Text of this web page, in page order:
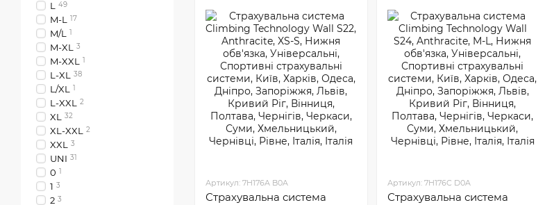
Артикул: 7H176A B0A
Страхувальна система
Артикул: 7H176C D0A
Страхувальна система
L 49
M-L 17
M/L 1
M-XL 3
M-XXL 1
L-XL 38
L/XL 1
L-XXL 2
XL 32
XL-XXL 2
XXL 3
UNI 31
0 1
1 3
2 3